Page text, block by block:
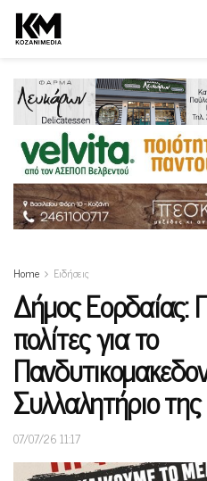
Home Ειδήσεις
Δήμος Εορδαίας:
πολίτες για το
Συλλαλητήριο
07/07/26 11:17